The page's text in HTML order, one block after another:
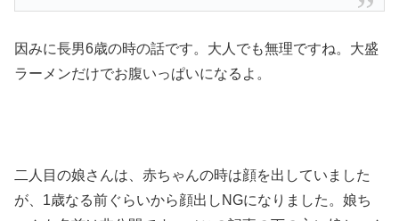
因みに長男6歳の時の話です。大人でも無理ですね。大盛
ラーメンだけでお腹いっぱいになるよ。
二人目の娘さんは、赤ちゃんの時は顔を出していました
が、1歳なる前ぐらいから顔出しNGになりました。娘ち